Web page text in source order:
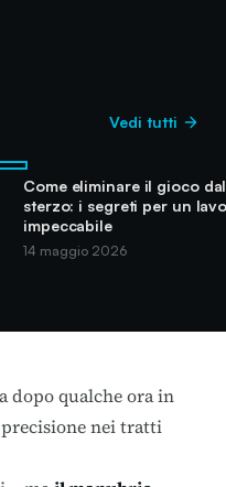
Vedi tutti
Come eliminare il gioco
sterzo: i segreti per un
impeccabile
14 maggio 2026
dopo qualche ora in
nei tratti